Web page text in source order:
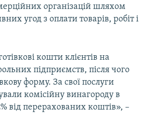
організацій шляхом
угод з оплати товарів, робіт і
кошти клієнтів на
підприємств, після чого
форму. За свої послуги
комісійну винагороду в
від перерахованих коштів», –